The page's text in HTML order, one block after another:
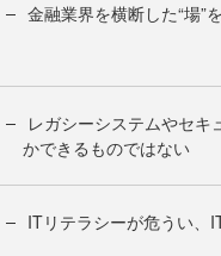
金融業界を横断した“場”
レガシーシステムやセキ
かできるものではない
ITリテラシーが危うい、